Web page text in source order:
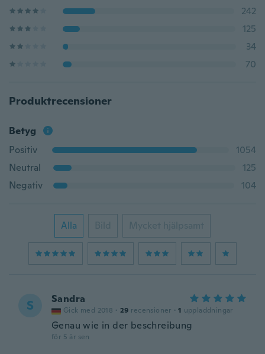
242
125
34
70
Produktrecensioner
Betyg
Positiv
1054
Neutral
125
Negativ
104
Alla Bild Mycket hjälpsamt
S Sandra
Gick med 2018 · 29 recensioner · 1 uppladdningar
Genau wie in der beschreibung
för 5 år sen